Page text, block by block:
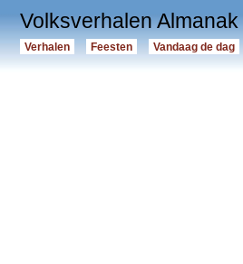
Volksverhalen Almanak
Verhalen Feesten Vandaag de dag